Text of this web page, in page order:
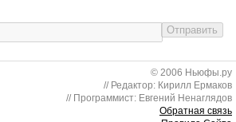
© 2006 Ньюфы.ру
// Редактор: Кирилл Ермаков
// Программист: Евгений Ненаглядов
Обратная связь